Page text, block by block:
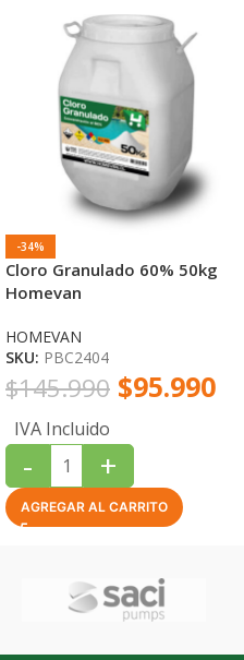
-34%
Cloro Granulado 60% 50kg
Homevan
HOMEVAN
SKU: PBC2404
$145.990 $95.990
IVA Incluido
- +
AGREGAR AL CARRITO